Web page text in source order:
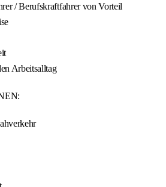
/ Berufskraftfahrer von Vorteil
Arbeitsalltag